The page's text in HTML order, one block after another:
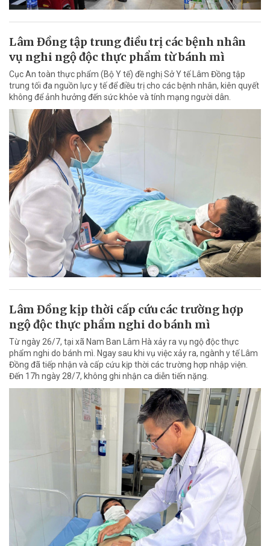
Lâm Đồng tập trung điều trị các bệnh nhân
vụ nghi ngộ độc thực phẩm từ bánh mì
Cục An toàn thực phẩm (Bộ Y tế) đề nghị Sở Y tế Lâm Đồng tập
trung tối đa nguồn lực y tế để điều trị cho các bệnh nhân, kiên quyết
không để ảnh hưởng đến sức khỏe và tính mạng người dân.
Lâm Đồng kịp thời cấp cứu các trường hợp
ngộ độc thực phẩm nghi do bánh mì
Từ ngày 26/7, tại xã Nam Ban Lâm Hà xảy ra vụ ngộ độc thực
phẩm nghi do bánh mì. Ngay sau khi vụ việc xảy ra, ngành y tế Lâm
Đồng đã tiếp nhận và cấp cứu kịp thời các trường hợp nhập viện.
Đến 17h ngày 28/7, không ghi nhận ca diễn tiến nặng.